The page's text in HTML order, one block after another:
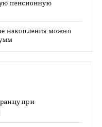
пенсионную
накопления можно
при